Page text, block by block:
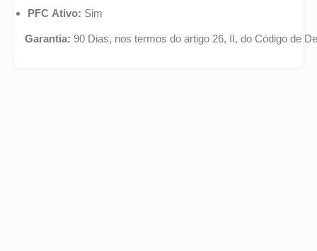
PFC Ativo: Sim
Garantia: 90 Dias, nos termos do artigo 26, II, do Código de